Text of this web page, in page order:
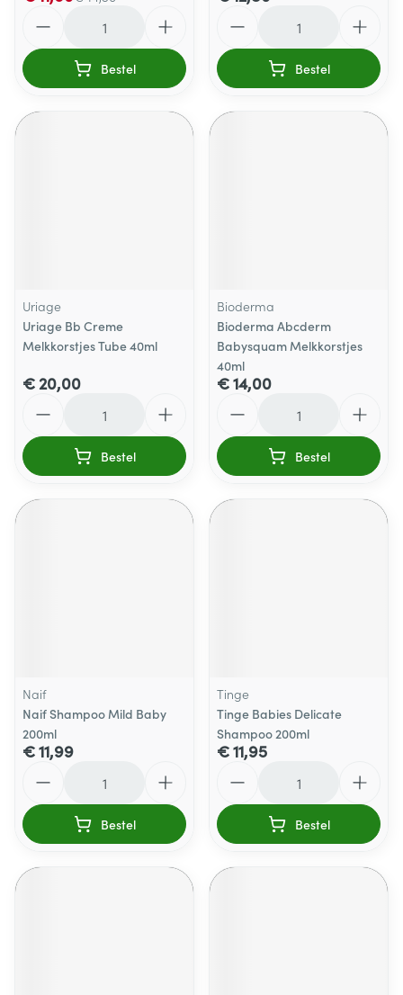
Bestel Bestel
Uriage
Uriage Bb Creme
Melkkorstjes Tube 40ml
€ 20,00
Bestel
Bioderma
Bioderma Abcderm
Babysquam Melkkorstjes
40ml
€ 14,00
Bestel
Naif
Naif Shampoo Mild Baby
200ml
€ 11,99
Bestel
Tinge
Tinge Babies Delicate
Shampoo 200ml
€ 11,95
Bestel